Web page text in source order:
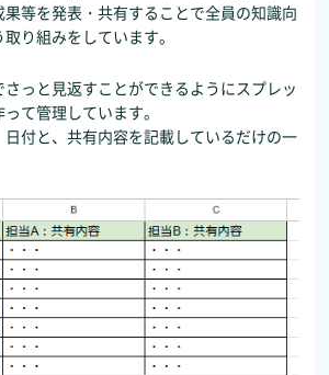
等を発表・共有することで全員の知識向
り組みをしています。
っと見返すことができるようにスプレッ
て管理しています。
日付と、共有内容を記載しているだけの一